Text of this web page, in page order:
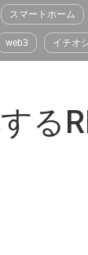
スマートホーム
web3 イチオ
る